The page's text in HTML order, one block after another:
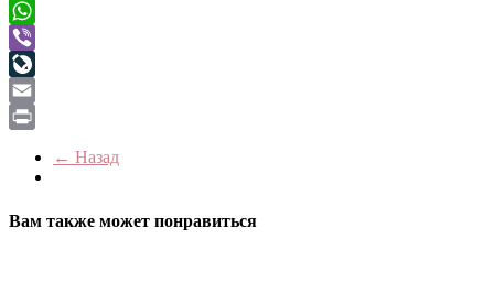
Telegram
WhatsApp
Viber
LiveJournal
Email
← Назад
Вам также может понравиться